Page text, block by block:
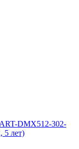
DMX512-302-
5 лет)